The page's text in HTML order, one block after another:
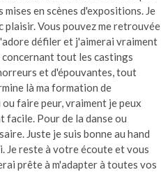
en scènes d'expositions. Je
Vous pouvez me retrouvée
défiler et j'aimerai vraiment
tout les castings
et d'épouvantes, tout
là ma formation de
faire peur, vraiment je peux
facile. Pour de la danse ou
Juste je suis bonne au hand
Je reste à votre écoute et vous
prête à m'adapter à toutes vos